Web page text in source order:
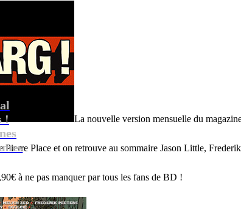
!
La nouvelle version mensuelle du
Pierre Place et on retrouve au sommaire Jason Little,
à ne pas manquer par tous les fans de BD !